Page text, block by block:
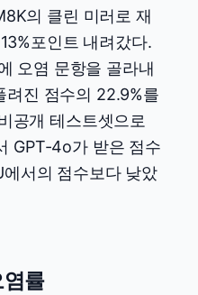
의 클린 미러로 재
포인트 내려갔다.
오염 문항을 골라내
려진 점수의 22.9%를
공개 테스트셋으로
GPT-4o가 받은 점수
서의 점수보다 낮았
률